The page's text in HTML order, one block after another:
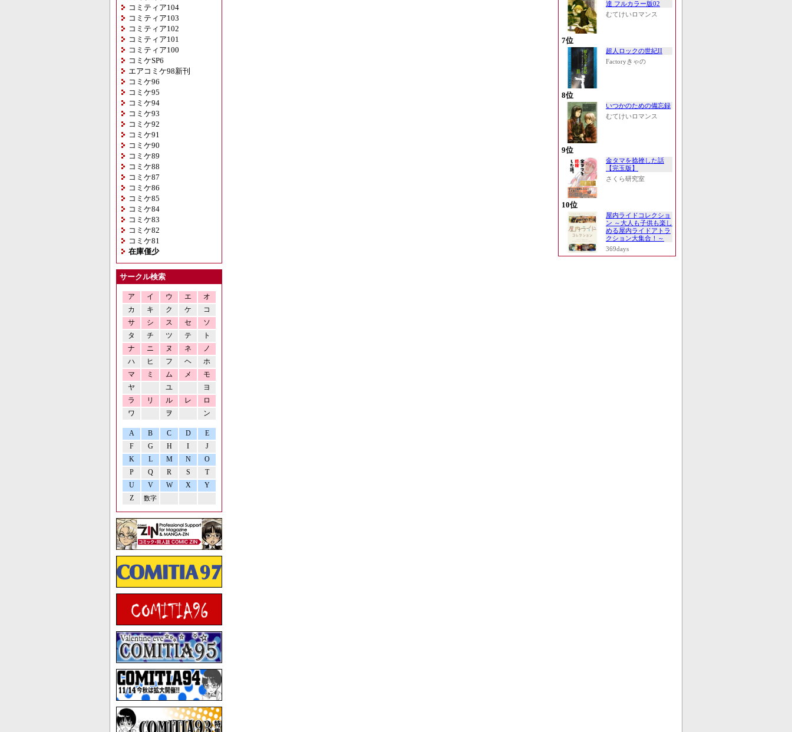
コミティア104
コミティア103
コミティア102
コミティア101
コミティア100
コミケSP6
エアコミケ98新刊
コミケ96
コミケ95
コミケ94
コミケ93
コミケ92
コミケ91
コミケ90
コミケ89
コミケ88
コミケ87
コミケ86
コミケ85
コミケ84
コミケ83
コミケ82
コミケ81
在庫僅少
サークル検索
ア イ ウ エ
オ
カ
キ ク ケ
コ
サ
シ ス セ
ソ
タ
チ ツ テ
ト
ナ
ニ ヌ ネ
ノ
ハ
ヒ フ ヘ
ホ
マ
ミ ム メ
モ
ヤ
ユ
ヨ
ラ
リ ル レ
ロ
ワ
ヲ ン
A B C D
E
F
G H I
J
K
L M N
O
P
Q R S
T
U
V W X
Y
Z
数字
達 フルカラー版02
むてけいロマンス
7位
超人ロックの世紀II
Factoryきゃの
8位
いつかのための備忘録
むてけいロマンス
9位
金タマを捻挫した話
【完玉版】
さくら研究室
10位
屋内ライドコレクショ
ン ～大人も子供も楽し
める屋内ライドアトラ
クション大集合！～
369days